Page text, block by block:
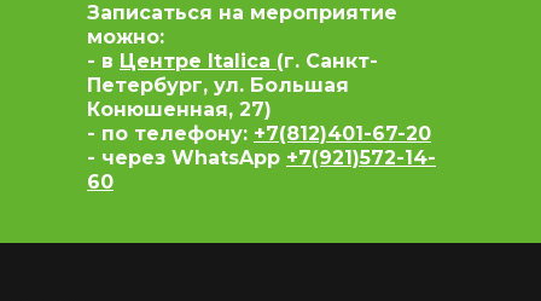
Записаться на мероприятие
можно:
- в Центре Italica (г. Санкт-
Петербург, ул. Большая
Конюшенная, 27)
- по телефону: +7(812)401-67-20
- через WhatsApp +7(921)572-14-
60